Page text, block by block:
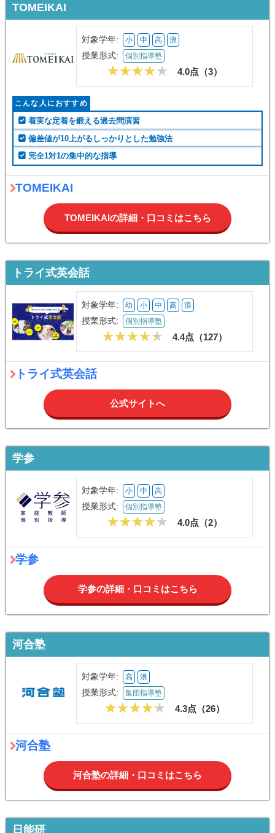
TOMEIKAI
対象学年: 小 中 高 浪
授業形式: 個別指導塾
4.0点（3）
こんな人におすすめ
着実な定着を鍛える過去問演習
偏差値が10上がるしっかりとした勉強法
完全1対1の集中的な指導
TOMEIKAI
TOMEIKAIの詳細・口コミはこちら
トライ式英会話
対象学年: 幼 小 中 高 浪
授業形式: 個別指導塾
4.4点（127）
トライ式英会話
公式サイトへ
学参
対象学年: 小 中 高
授業形式: 個別指導塾
4.0点（2）
学参
学参の詳細・口コミはこちら
河合塾
対象学年: 高 浪
授業形式: 集団指導塾
4.3点（26）
河合塾
河合塾の詳細・口コミはこちら
日能研